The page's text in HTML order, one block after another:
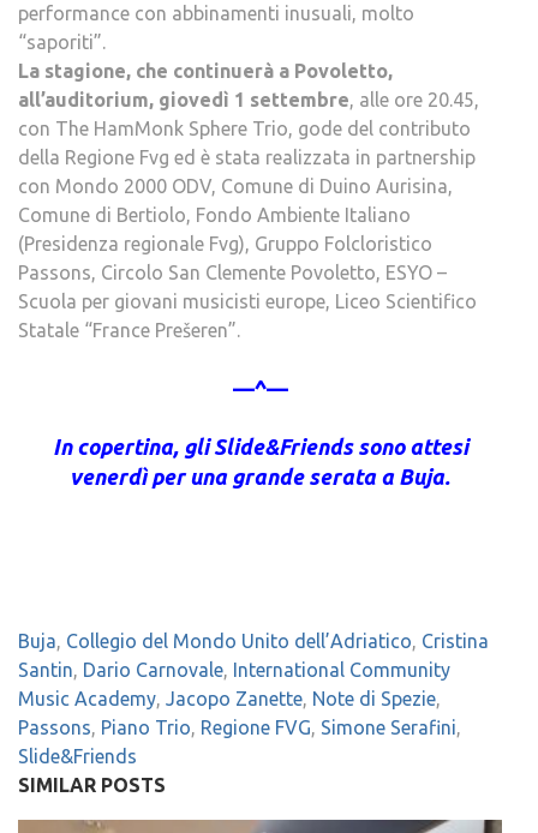
performance con abbinamenti inusuali, molto
“saporiti”.
La stagione, che continuerà a Povoletto,
all’auditorium, giovedì 1 settembre, alle ore 20.45,
con The HamMonk Sphere Trio, gode del contributo
della Regione Fvg ed è stata realizzata in partnership
con Mondo 2000 ODV, Comune di Duino Aurisina,
Comune di Bertiolo, Fondo Ambiente Italiano
(Presidenza regionale Fvg), Gruppo Folcloristico
Passons, Circolo San Clemente Povoletto, ESYO –
Scuola per giovani musicisti europe, Liceo Scientifico
Statale “France Prešeren”.
—^—
In copertina, gli Slide&Friends sono attesi
venerdì per una grande serata a Buja.
Buja, Collegio del Mondo Unito dell’Adriatico, Cristina
Santin, Dario Carnovale, International Community
Music Academy, Jacopo Zanette, Note di Spezie,
Passons, Piano Trio, Regione FVG, Simone Serafini,
Slide&Friends
SIMILAR POSTS